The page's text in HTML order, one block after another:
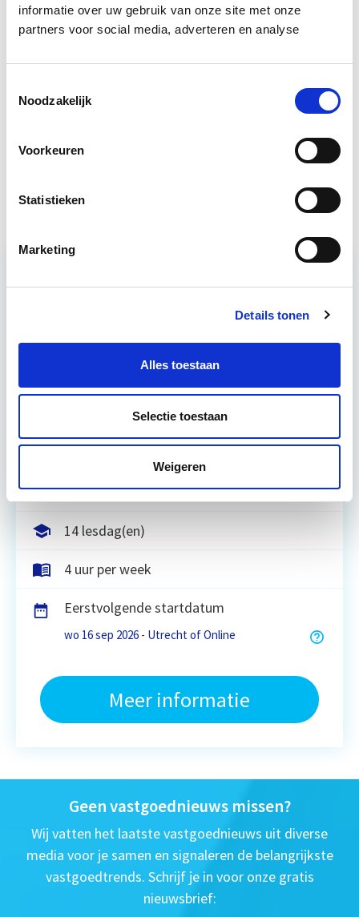
informatie over uw gebruik van onze site met onze
partners voor social media, adverteren en analyse
Noodzakelijk
Voorkeuren
Statistieken
Marketing
Details tonen
Alles toestaan
Selectie toestaan
Weigeren
Business Case voor Vastgoed- &
Start do
Klanttevredenheid &
Vastgoedrecht & Bouwrecht
Leer hoe je problemen voorkomt én hoe je (helaas
onvermijdelijke) incidentele juridische ongelukken
zo goed mogelijk zelf kunt afhandelen. Klassikaal
Utrecht en/of online
14 lesdag(en)
4 uur per week
Eerstvolgende startdatum
wo 16 sep 2026 - Utrecht of Online
Meer informatie
Geen vastgoednieuws missen?
Wij vatten het laatste vastgoednieuws uit diverse
media voor je samen en signaleren de belangrijkste
vastgoedtrends. Schrijf je in voor onze gratis
nieuwsbrief: